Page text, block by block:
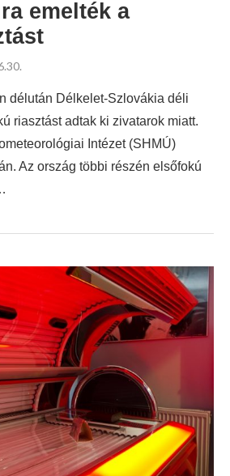
emelték a
délután Délkelet-Szlovákia déli
riasztást adtak ki zivatarok miatt.
Intézet (SHMÚ)
Az ország többi részén elsőfokú